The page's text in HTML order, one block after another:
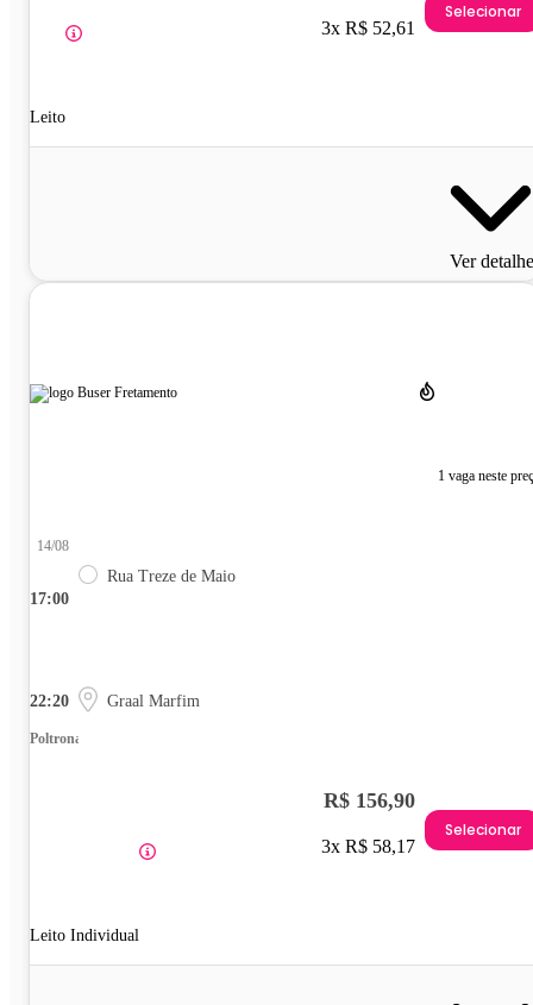
Leito
3x R$ 52,61
Selecionar
Ver
1 vaga neste
17:00
14/08
Rua Treze de Maio
22:20 Graal Marfim
Poltrona
Leito Individual
R$ 156,90
3x R$ 58,17
Selecionar